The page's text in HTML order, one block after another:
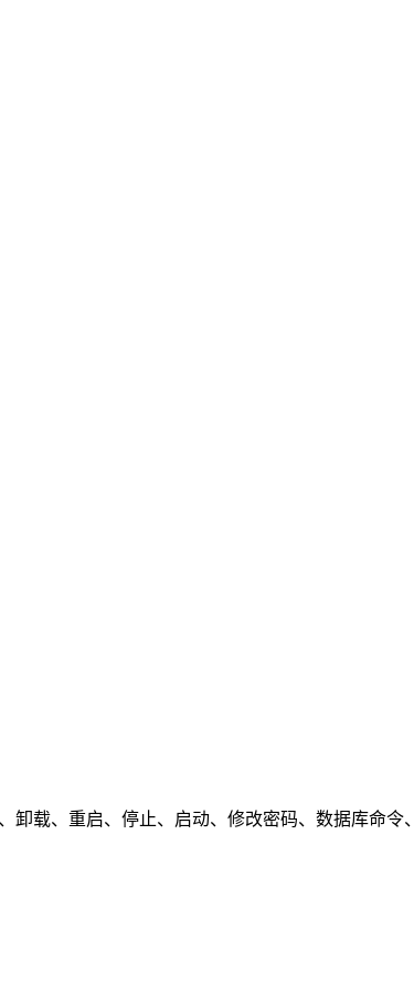
载、重启、停止、启动、修改密码、数据库命令